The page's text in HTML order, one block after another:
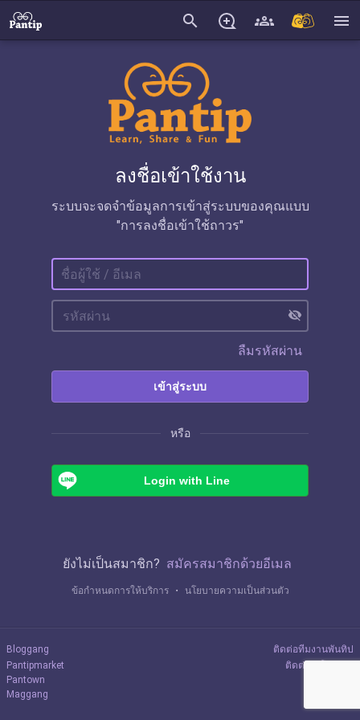
search menu
ลงชื่อเข้าใช้งาน
ระบบจะจดจำข้อมูลการเข้าสู่ระบบของคุณแบบ
"การลงชื่อเข้าใช้ถาวร"
visibility_off
ลืมรหัสผ่าน
เข้าสู่ระบบ
หรือ
Login with Line
ยังไม่เป็นสมาชิก? สมัครสมาชิกด้วยอีเมล
ข้อกำหนดการให้บริการ ・ นโยบายความเป็นส่วนตัว
Bloggang
Pantipmarket
Pantown
Maggang
ติดต่อทีมงานพันทิป
ติดต่อลงโฆษณา